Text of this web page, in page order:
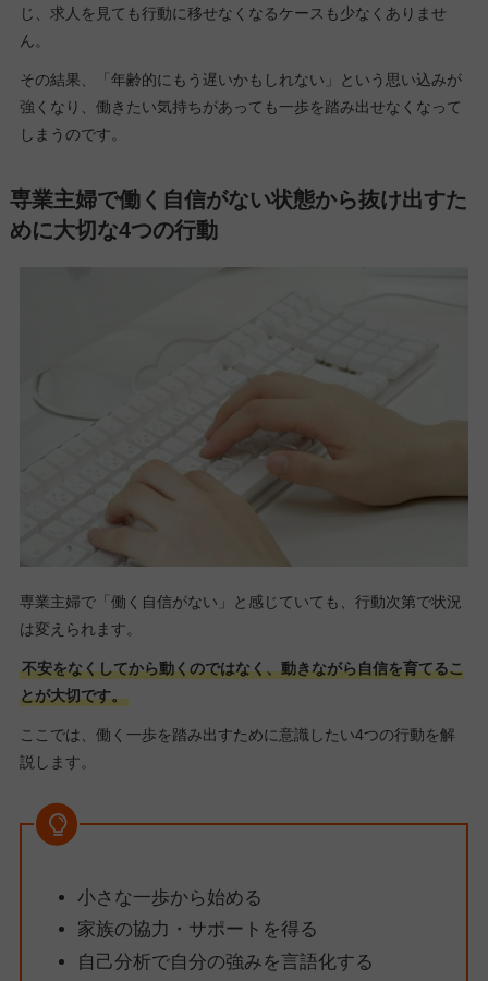
じ、求人を見ても行動に移せなくなるケースも少なくありませ
ん。
その結果、「年齢的にもう遅いかもしれない」という思い込みが
強くなり、働きたい気持ちがあっても一歩を踏み出せなくなって
しまうのです。
専業主婦で働く自信がない状態から抜け出すた
めに大切な4つの行動
専業主婦で「働く自信がない」と感じていても、行動次第で状況
は変えられます。
不安をなくしてから動くのではなく、動きながら自信を育てるこ
とが大切です。
ここでは、働く一歩を踏み出すために意識したい4つの行動を解
説します。
小さな一歩から始める
家族の協力・サポートを得る
自己分析で自分の強みを言語化する